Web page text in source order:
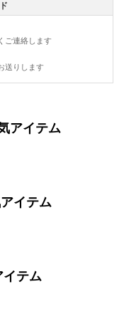
ご連絡します
送りします
アイテム
イテム
イテム